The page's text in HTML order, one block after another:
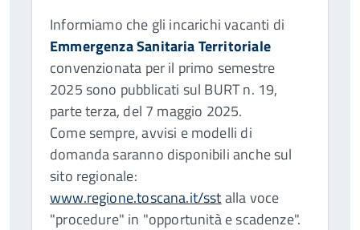
Informiamo che gli incarichi vacanti di
Emmergenza Sanitaria Territoriale
convenzionata per il primo semestre
2025 sono pubblicati sul BURT n. 19,
parte terza, del 7 maggio 2025.
Come sempre, avvisi e modelli di
domanda saranno disponibili anche sul
sito regionale:
www.regione.toscana.it/sstalla voce
"procedure" in "opportunità e scadenze".